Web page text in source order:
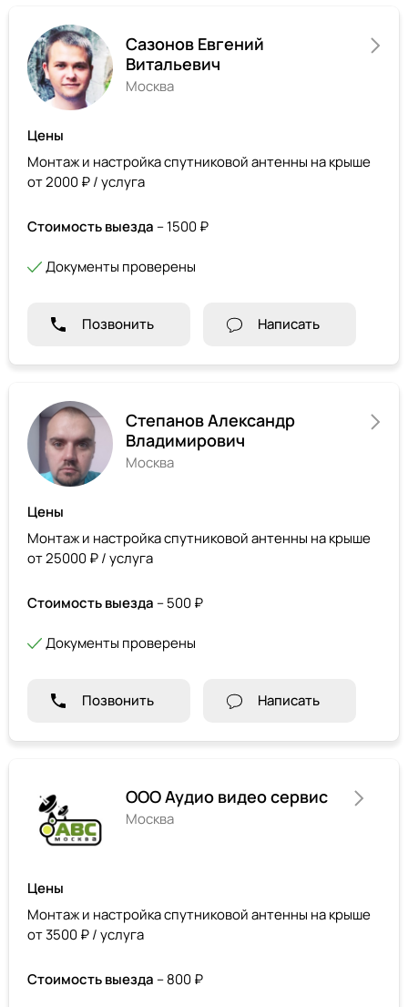
Сазонов Евгений
Витальевич
Москва
Цены
Монтаж и настройка спутниковой антенны на крыше
от 2000 ₽ / услуга
Стоимость выезда – 1500 ₽
Документы проверены
Позвонить Написать
Степанов Александр
Владимирович
Москва
Цены
Монтаж и настройка спутниковой антенны на крыше
от 25000 ₽ / услуга
Стоимость выезда – 500 ₽
Документы проверены
Позвонить Написать
ООО Аудио видео сервис
Москва
Цены
Монтаж и настройка спутниковой антенны на крыше
от 3500 ₽ / услуга
Стоимость выезда – 800 ₽